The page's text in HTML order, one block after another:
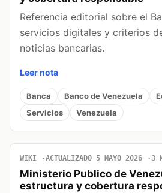
Referencia editorial sobre el
servicios digitales y criterios
noticias bancarias.
Leer nota
Banca Banco de Venezuela
Servicios
Venezuela
WIKI ACTUALIZADO 5 MAYO 2026 3
Ministerio Publico de
estructura y cobertura